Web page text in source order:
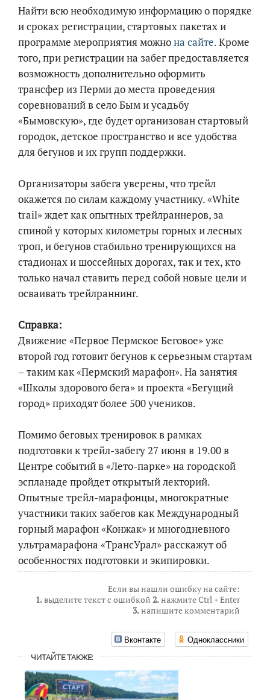
Найти всю необходимую информацию о порядке
и сроках регистрации, стартовых пакетах и
программе мероприятия можнона сайте.Кроме
того, при регистрации на забег предоставляется
возможность дополнительно оформить
трансфер из Перми до места проведения
соревнований в село Бым и усадьбу
«Бымовскую», где будет организован стартовый
городок, детское пространство и все удобства
для бегунов и их групп поддержки.
Организаторы забега уверены, что трейл
окажется по силам каждому участнику. «White
trail» ждет как опытных трейлраннеров, за
спиной у которых километры горных и лесных
троп, и бегунов стабильно тренирующихся на
стадионах и шоссейных дорогах, так и тех, кто
только начал ставить перед собой новые цели и
осваивать трейлраннинг.
Справка:
Движение «Первое Пермское Беговое» уже
второй год готовит бегунов к серьезным стартам
– таким как «Пермский марафон». На занятия
«Школы здорового бега» и проекта «Бегущий
город» приходят более 500 учеников.
Помимо беговых тренировок в рамках
подготовки к трейл-забегу 27 июня в 19.00 в
Центре событий в «Лето-парке» на городской
эспланаде пройдет открытый лекторий.
Опытные трейл-марафонцы, многократные
участники таких забегов как Международный
горный марафон «Конжак» и многодневного
ультрамарафона «ТрансУрал» расскажут об
особенностях подготовки и экипировки.
Если вы нашли ошибку на сайте:
1.выделите текст с ошибкой 2.нажмите Ctrl + Enter
3.напишите комментарий
Вконтакте Одноклассники
ЧИТАЙТЕ ТАКЖЕ: